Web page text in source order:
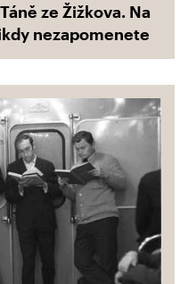
ze Žižkova. Na
nezapomenete